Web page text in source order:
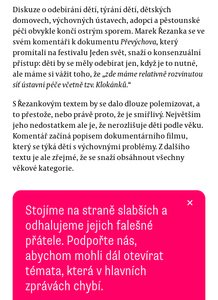
Diskuze o odebírání dětí, týrání dětí, dětských
domovech, výchovných ústavech, adopci a pěstounské
péči obvykle končí ostrým sporem. Marek Řezanka se ve
svém komentáři k dokumentu Převýchova, který
promítali na festivalu Jeden svět, snaží o konsenzuální
přístup: děti by se měly odebírat jen, když je to nutné,
ale máme si vážit toho, že „zde máme relativně rozvinutou
síť ústavní péče včetně tzv. Klokánků.“
S Řezankovým textem by se dalo dlouze polemizovat, a
to přestože, nebo právě proto, že je smířlivý. Největším
jeho nedostatkem ale je, že nerozlišuje děti podle věku.
Komentář začíná popisem dokumentárního filmu,
který se týká dětí s výchovnými problémy. Z dalšího
textu je ale zřejmé, že se snaží obsáhnout všechny
věkové kategorie.
Stojíme na straně slabších a
odhalujeme jejich falešné
přátele. Podpořte nás,
abychom mohli dál otevírat
témata, která v hlavních
zprávách chybí.
×